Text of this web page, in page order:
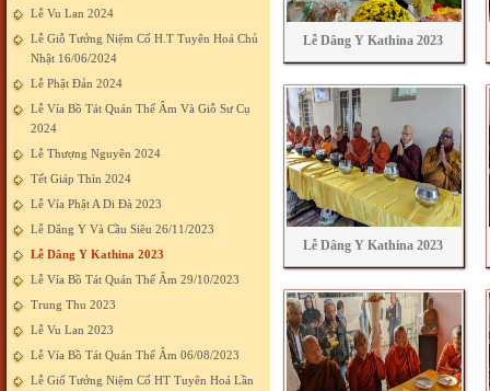
Lễ Vu Lan 2024
Lễ Giỗ Tưởng Niệm Cố H.T Tuyên Hoá Chủ
Nhật 16/06/2024
Lễ Phật Đản 2024
Lễ Vía Bồ Tát Quán Thế Âm Và Giỗ Sư Cụ
2024
Lễ Thượng Nguyên 2024
Tết Giáp Thìn 2024
Lễ Vía Phật A Di Đà 2023
Lễ Dâng Y Và Cầu Siêu 26/11/2023
Lễ Dâng Y Kathina 2023
Lễ Vía Bồ Tát Quán Thế Âm 29/10/2023
Trung Thu 2023
Lễ Vu Lan 2023
Lễ Vía Bồ Tát Quán Thế Âm 06/08/2023
Lễ Giố Tưởng Niệm Cố HT Tuyên Hoá Lần
Lễ Dâng Y Kathina 2023
Lễ Dâng Y Kathina 2023